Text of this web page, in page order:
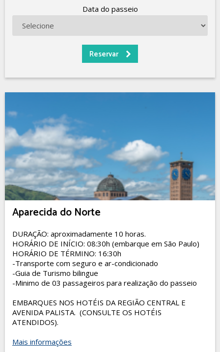
Data do passeio
Aparecida do Norte
DURAÇÃO: aproximadamente 10 horas.
HORÁRIO DE INÍCIO: 08:30h (embarque em São Paulo)
HORÁRIO DE TÉRMINO: 16:30h
-Transporte com seguro e ar-condicionado
-Guia de Turismo bilingue
-Minimo de 03 passageiros para realização do passeio
EMBARQUES NOS HOTÉIS DA REGIÃO CENTRAL E
AVENIDA PALISTA. (CONSULTE OS HOTÉIS
ATENDIDOS).
Mais informações